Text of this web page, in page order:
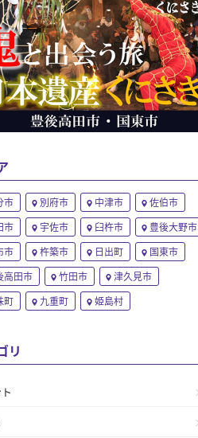
市 別府市 中津市
佐伯市
市
宇佐市 臼杵市
豊後大野市
市
杵築市 日出町
国東市
高田市
竹田市
津久見市
町
九重町 姫島村
リ